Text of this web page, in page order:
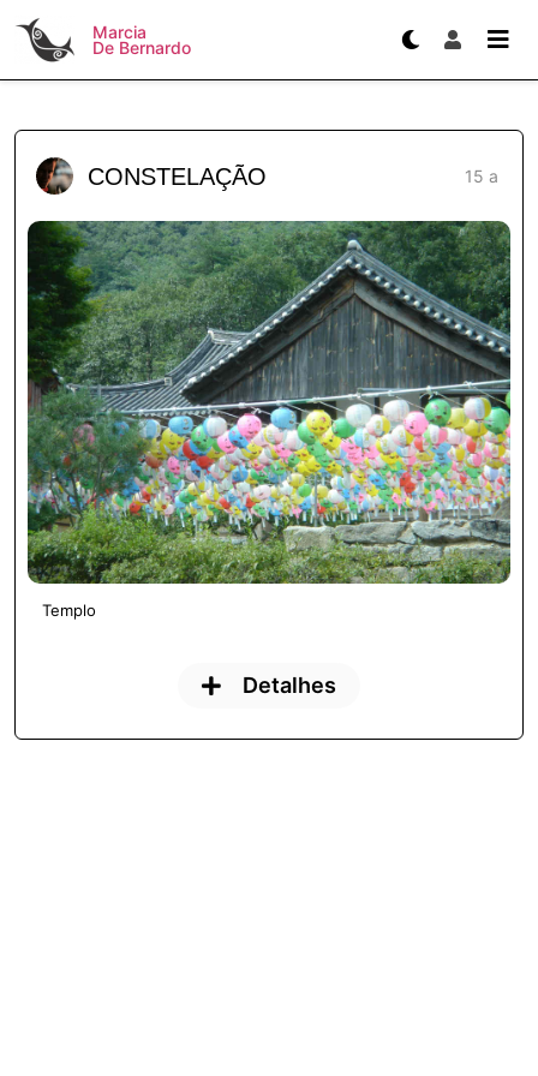
Marcia
De Bernardo
CONSTELAÇÃO 15 a
Templo
Detalhes